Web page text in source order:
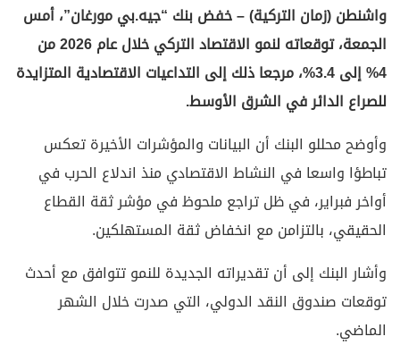
واشنطن (زمان التركية) – خفض بنك “جيه.بي مورغان”، أمس
الجمعة، توقعاته لنمو الاقتصاد التركي خلال عام 2026 من
4% إلى 3.4%، مرجعا ذلك إلى التداعيات الاقتصادية المتزايدة
للصراع الدائر في الشرق الأوسط.
وأوضح محللو البنك أن البيانات والمؤشرات الأخيرة تعكس
تباطؤا واسعا في النشاط الاقتصادي منذ اندلاع الحرب في
أواخر فبراير، في ظل تراجع ملحوظ في مؤشر ثقة القطاع
الحقيقي، بالتزامن مع انخفاض ثقة المستهلكين.
وأشار البنك إلى أن تقديراته الجديدة للنمو تتوافق مع أحدث
توقعات صندوق النقد الدولي، التي صدرت خلال الشهر
الماضي.